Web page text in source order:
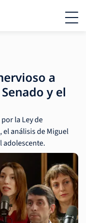
a
y el
la Ley de
análisis de Miguel
adolescente.